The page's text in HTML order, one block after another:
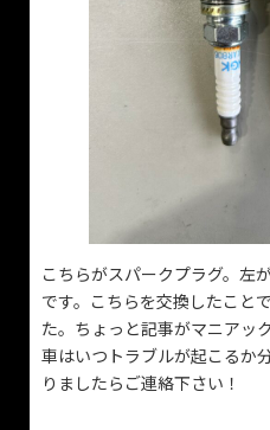
こちらがスパークプラグ。左
です。こちらを交換したこと
た。ちょっと記事がマニアッ
車はいつトラブルが起こるか
りましたらご連絡下さい！